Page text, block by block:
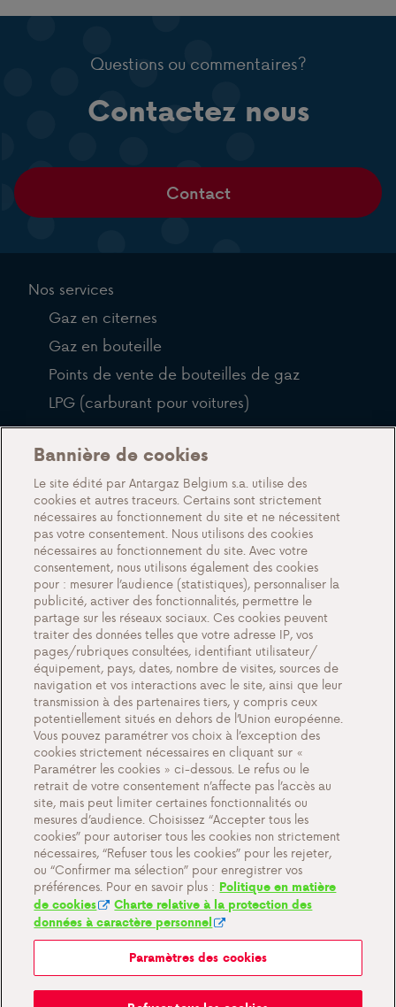
Questions ou commentaires?
Contactez nous
Contact
Nos services
Gaz en citernes
Gaz en bouteille
Points de vente de bouteilles de gaz
LPG (carburant pour voitures)
À propos de nous
Rencontrez Antargaz
Un futur durable
Témoignages
Actions
Événements
Travailler chez Antargaz
Contact
Paramètres des cookies
Documents importants et conditions générales
Politique de confidentialité et cookies
Mon Antargaz
Bannière de cookies
Le site édité par Antargaz Belgium s.a. utilise des
cookies et autres traceurs. Certains sont strictement
nécessaires au fonctionnement du site et ne nécessitent
pas votre consentement. Nous utilisons des cookies
nécessaires au fonctionnement du site. Avec votre
consentement, nous utilisons également des cookies
pour : mesurer l’audience (statistiques), personnaliser la
publicité, activer des fonctionnalités, permettre le
partage sur les réseaux sociaux. Ces cookies peuvent
traiter des données telles que votre adresse IP, vos
pages/rubriques consultées, identifiant utilisateur/
équipement, pays, dates, nombre de visites, sources de
navigation et vos interactions avec le site, ainsi que leur
transmission à des partenaires tiers, y compris ceux
potentiellement situés en dehors de l’Union européenne.
Vous pouvez paramétrer vos choix à l’exception des
cookies strictement nécessaires en cliquant sur «
Paramétrer les cookies » ci-dessous. Le refus ou le
retrait de votre consentement n’affecte pas l’accès au
site, mais peut limiter certaines fonctionnalités ou
mesures d’audience. Choisissez “Accepter tous les
cookies” pour autoriser tous les cookies non strictement
nécessaires, “Refuser tous les cookies” pour les rejeter,
ou “Confirmer ma sélection” pour enregistrer vos
préférences. Pour en savoir plus : Politique en matière
de cookies
Charte relative à la protection des
données à caractère personnel
Paramètres des cookies